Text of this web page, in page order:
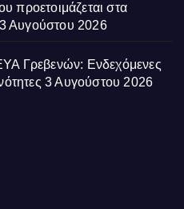
προετοιμάζεται στα
3 Αυγούστου 2026
Γρεβενών: Ενδεχόμενες
3 Αυγούστου 2026